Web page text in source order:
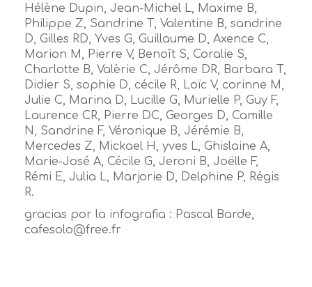
Hélène Dupin, Jean-Michel L, Maxime B,
Philippe Z, Sandrine T, Valentine B, sandrine
D, Gilles RD, Yves G, Guillaume D, Axence C,
Marion M, Pierre V, Benoît S, Coralie S,
Charlotte B, Valèrie C, Jérôme DR, Barbara T,
Didier S, sophie D, cécile R, Loïc V, corinne M,
Julie C, Marina D, Lucille G, Murielle P, Guy F,
Laurence CR, Pierre DC, Georges D, Camille
N, Sandrine F, Véronique B, Jérémie B,
Mercedes Z, Mickael H, yves L, Ghislaine A,
Marie-José A, Cécile G, Jeroni B, Joëlle F,
Rémi E, Julia L, Marjorie D, Delphine P, Régis
R.
gracias por la infografia : Pascal Barde,
cafesolo@free.fr